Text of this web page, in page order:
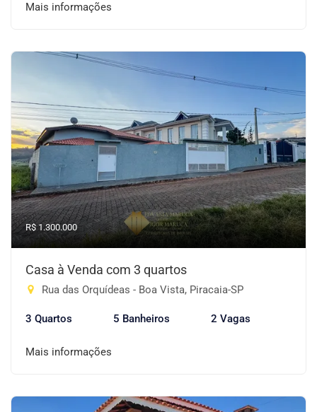
Mais informações
R$ 1.300.000
Casa à Venda com 3 quartos
Rua das Orquídeas - Boa Vista, Piracaia-SP
3 Quartos 5 Banheiros 2 Vagas
Mais informações